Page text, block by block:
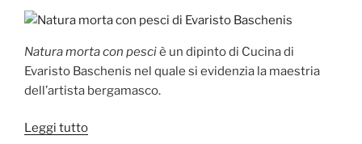
Natura morta con pesciè un dipinto di Cucina di
Evaristo Baschenis nel quale si evidenzia la maestria
dell’artista bergamasco.
Leggi tutto“Natura